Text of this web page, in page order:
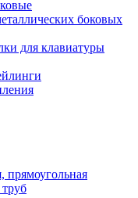
боковых
для клавиатуры
прямоугольная